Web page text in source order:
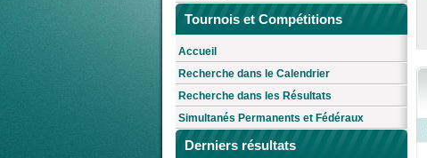
Tournois et Compétitions
Accueil
Recherche dans le Calendrier
Recherche dans les Résultats
Simultanés Permanents et Fédéraux
Derniers résultats